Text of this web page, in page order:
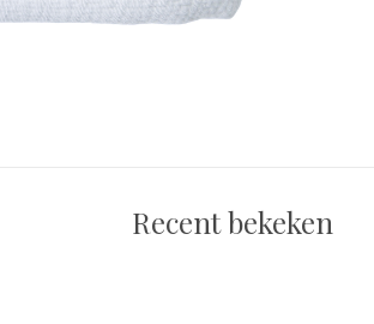
Recent bekeken